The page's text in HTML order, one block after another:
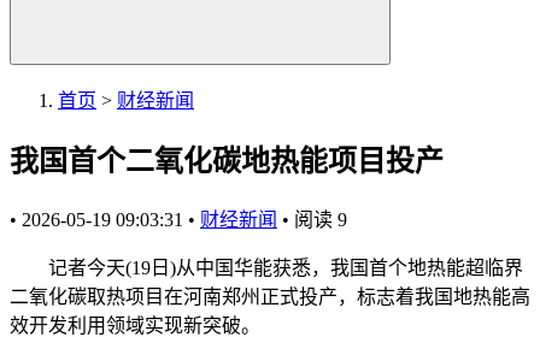
首页 > 财经新闻
我国首个二氧化碳地热能项目投产
• 2026-05-19 09:03:31 • 财经新闻 • 阅读 9
记者今天(19日)从中国华能获悉，我国首个地热能超临界
二氧化碳取热项目在河南郑州正式投产，标志着我国地热能高
效开发利用领域实现新突破。